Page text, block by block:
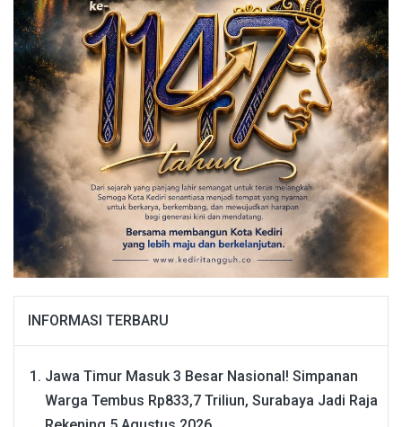
INFORMASI TERBARU
Jawa Timur Masuk 3 Besar Nasional! Simpanan
Warga Tembus Rp833,7 Triliun, Surabaya Jadi Raja